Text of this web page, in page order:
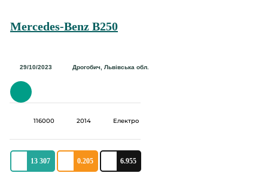
29/10/2023 Дрогобич, Львівська обл.
Mercedes-Benz B250
116000 2014 Електро
13 307 0.205 6.955